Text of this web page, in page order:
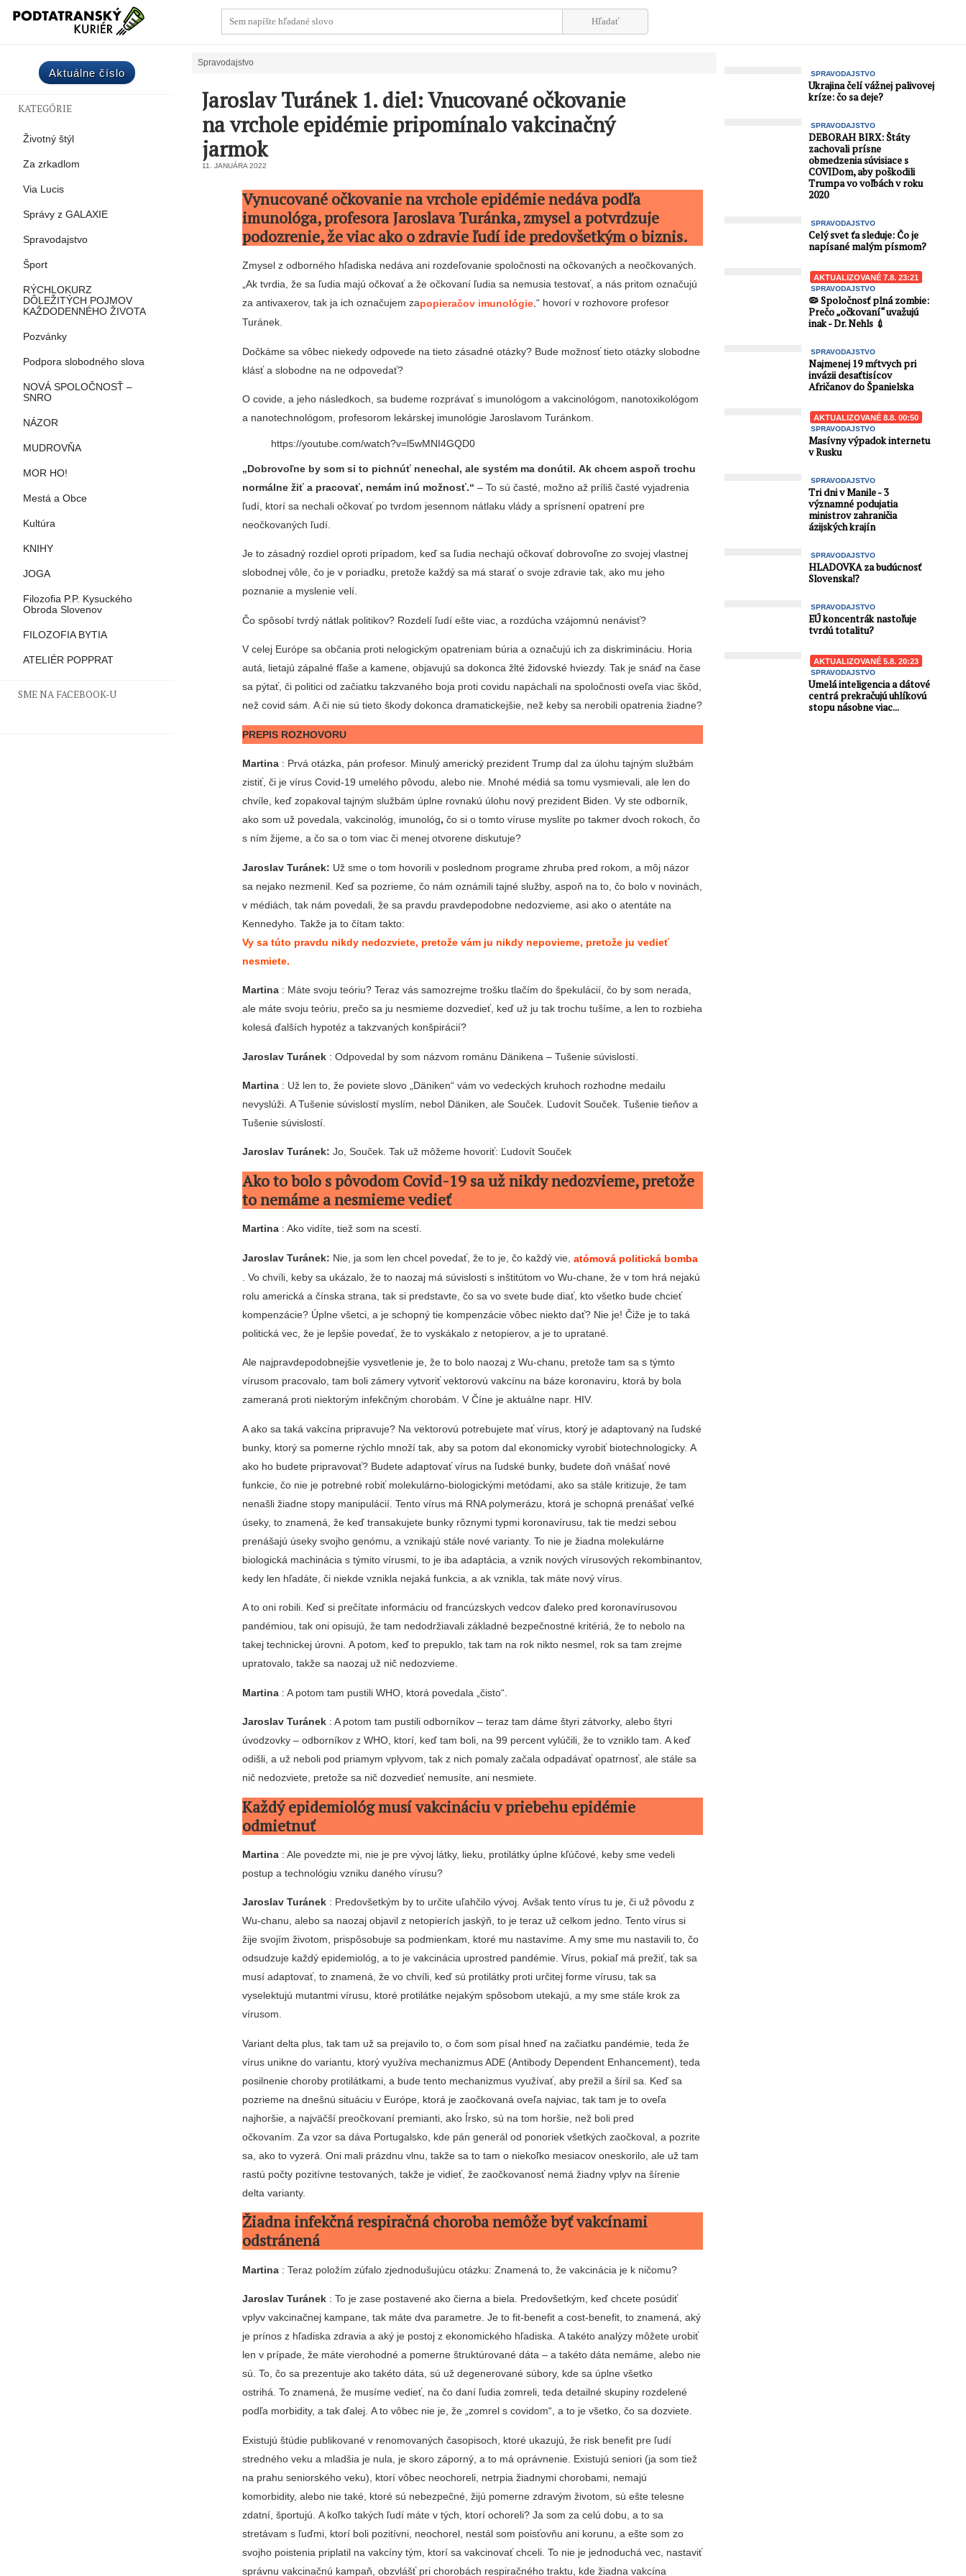
Aktuálne číslo
KATEGÓRIE
Životný štýl
Za zrkadlom
Via Lucis
Správy z GALAXIE
Spravodajstvo
Šport
RÝCHLOKURZ
DÔLEŽITÝCH POJMOV
KAŽDODENNÉHO ŽIVOTA
Pozvánky
Podpora slobodného slova
NOVÁ SPOLOČNOSŤ –
SNRO
NÁZOR
MUDROVŇA
MOR HO!
Mestá a Obce
Kultúra
KNIHY
JOGA
Filozofia P.P. Kysuckého
Obroda Slovenov
FILOZOFIA BYTIA
ATELIÉR POPPRAT
SME NA FACEBOOK-U
Spravodajstvo
Jaroslav Turánek 1. diel: Vnucované očkovanie
na vrchole epidémie pripomínalo vakcinačný
jarmok
11. JANUÁRA 2022
Vynucované očkovanie na vrchole epidémie nedáva podľa
imunológa, profesora Jaroslava Turánka, zmysel a potvrdzuje
podozrenie, že viac ako o zdravie ľudí ide predovšetkým o biznis.
Zmysel z odborného hľadiska nedáva ani rozdeľovanie spoločnosti na očkovaných a neočkovaných.
„Ak tvrdia, že sa ľudia majú očkovať a že očkovaní ľudia sa nemusia testovať, a nás pritom označujú
za antivaxerov, tak ja ich označujem zapopieračov imunológie ,“ hovorí v rozhovore profesor
Turánek.
Dočkáme sa vôbec niekedy odpovede na tieto zásadné otázky? Bude možnosť tieto otázky slobodne
klásť a slobodne na ne odpovedať?
O covide, a jeho následkoch, sa budeme rozprávať s imunológom a vakcinológom, nanotoxikológom
a nanotechnológom, profesorom lekárskej imunológie Jaroslavom Turánkom.
https://youtube.com/watch?v=l5wMNI4GQD0
„Dobrovoľne by som si to pichnúť nenechal, ale systém ma donútil. Ak chcem aspoň trochu
normálne žiť a pracovať, nemám inú možnosť.“ – To sú časté, možno až príliš časté vyjadrenia
ľudí, ktorí sa nechali očkovať po tvrdom jesennom nátlaku vlády a sprísnení opatrení pre
neočkovaných ľudí.
Je to zásadný rozdiel oproti prípadom, keď sa ľudia nechajú očkovať dobrovoľne zo svojej vlastnej
slobodnej vôle, čo je v poriadku, pretože každý sa má starať o svoje zdravie tak, ako mu jeho
poznanie a myslenie velí.
Čo spôsobí tvrdý nátlak politikov? Rozdelí ľudí ešte viac, a rozdúcha vzájomnú nenávisť?
V celej Európe sa občania proti nelogickým opatreniam búria a označujú ich za diskrimináciu. Horia
autá, lietajú zápalné fľaše a kamene, objavujú sa dokonca žlté židovské hviezdy. Tak je snáď na čase
sa pýtať, či politici od začiatku takzvaného boja proti covidu napáchali na spoločnosti oveľa viac škôd,
než covid sám. A či nie sú tieto škody dokonca dramatickejšie, než keby sa nerobili opatrenia žiadne?
PREPIS ROZHOVORU
Martina : Prvá otázka, pán profesor. Minulý americký prezident Trump dal za úlohu tajným službám
zistiť, či je vírus Covid-19 umelého pôvodu, alebo nie. Mnohé médiá sa tomu vysmievali, ale len do
chvíle, keď zopakoval tajným službám úplne rovnakú úlohu nový prezident Biden. Vy ste odborník,
ako som už povedala, vakcinológ, imunológ, čo si o tomto víruse myslíte po takmer dvoch rokoch, čo
s ním žijeme, a čo sa o tom viac či menej otvorene diskutuje?
Jaroslav Turánek: Už sme o tom hovorili v poslednom programe zhruba pred rokom, a môj názor
sa nejako nezmenil. Keď sa pozrieme, čo nám oznámili tajné služby, aspoň na to, čo bolo v novinách,
v médiách, tak nám povedali, že sa pravdu pravdepodobne nedozvieme, asi ako o atentáte na
Kennedyho. Takže ja to čítam takto:
Vy sa túto pravdu nikdy nedozviete, pretože vám ju nikdy nepovieme, pretože ju vedieť
nesmiete.
Martina : Máte svoju teóriu? Teraz vás samozrejme trošku tlačím do špekulácií, čo by som nerada,
ale máte svoju teóriu, prečo sa ju nesmieme dozvedieť, keď už ju tak trochu tušíme, a len to rozbieha
kolesá ďalších hypotéz a takzvaných konšpirácií?
Jaroslav Turánek : Odpovedal by som názvom románu Dänikena – Tušenie súvislostí.
Martina : Už len to, že poviete slovo „Däniken“ vám vo vedeckých kruhoch rozhodne medailu
nevyslúži. A Tušenie súvislostí myslím, nebol Däniken, ale Souček. Ľudovít Souček. Tušenie tieňov a
Tušenie súvislostí.
Jaroslav Turánek: Jo, Souček. Tak už môžeme hovoriť: Ľudovít Souček
Ako to bolo s pôvodom Covid-19 sa už nikdy nedozvieme, pretože
to nemáme a nesmieme vedieť
Martina : Ako vidíte, tiež som na scestí.
Jaroslav Turánek: Nie, ja som len chcel povedať, že to je, čo každý vie,atómová politická bomba
. Vo chvíli, keby sa ukázalo, že to naozaj má súvislosti s inštitútom vo Wu-chane, že v tom hrá nejakú
rolu americká a čínska strana, tak si predstavte, čo sa vo svete bude diať, kto všetko bude chcieť
kompenzácie? Úplne všetci, a je schopný tie kompenzácie vôbec niekto dať? Nie je! Čiže je to taká
politická vec, že ​​je lepšie povedať, že to vyskákalo z netopierov, a je to upratané.
Ale najpravdepodobnejšie vysvetlenie je, že to bolo naozaj z Wu-chanu, pretože tam sa s týmto
vírusom pracovalo, tam boli zámery vytvoriť vektorovú vakcínu na báze koronaviru, ktorá by bola
zameraná proti niektorým infekčným chorobám. V Číne je aktuálne napr. HIV.
A ako sa taká vakcína pripravuje? Na vektorovú potrebujete mať vírus, ktorý je adaptovaný na ľudské
bunky, ktorý sa pomerne rýchlo množí tak, aby sa potom dal ekonomicky vyrobiť biotechnologicky. A
ako ho budete pripravovať? Budete adaptovať vírus na ľudské bunky, budete doň vnášať nové
funkcie, čo nie je potrebné robiť molekulárno-biologickými metódami, ako sa stále kritizuje, že tam
nenašli žiadne stopy manipulácií. Tento vírus má RNA polymerázu, ktorá je schopná prenášať veľké
úseky, to znamená, že keď transakujete bunky rôznymi typmi koronavírusu, tak tie medzi sebou
prenášajú úseky svojho genómu, a vznikajú stále nové varianty. To nie je žiadna molekulárne
biologická machinácia s týmito vírusmi, to je iba adaptácia, a vznik nových vírusových rekombinantov,
kedy len hľadáte, či niekde vznikla nejaká funkcia, a ak vznikla, tak máte nový vírus.
A to oni robili. Keď si prečítate informáciu od francúzskych vedcov ďaleko pred koronavírusovou
pandémiou, tak oni opisujú, že tam nedodržiavali základné bezpečnostné kritériá, že to nebolo na
takej technickej úrovni. A potom, keď to prepuklo, tak tam na rok nikto nesmel, rok sa tam zrejme
upratovalo, takže sa naozaj už nič nedozvieme.
Martina : A potom tam pustili WHO, ktorá povedala „čisto“.
Jaroslav Turánek : A potom tam pustili odborníkov – teraz tam dáme štyri zátvorky, alebo štyri
úvodzovky – odborníkov z WHO, ktorí, keď tam boli, na 99 percent vylúčili, že to vzniklo tam. A keď
odišli, a už neboli pod priamym vplyvom, tak z nich pomaly začala odpadávať opatrnosť, ale stále sa
nič nedozviete, pretože sa nič dozvedieť nemusíte, ani nesmiete.
Každý epidemiológ musí vakcináciu v priebehu epidémie
odmietnuť
Martina : Ale povedzte mi, nie je pre vývoj látky, lieku, protilátky úplne kľúčové, keby sme vedeli
postup a technológiu vzniku daného vírusu?
Jaroslav Turánek : Predovšetkým by to určite uľahčilo vývoj. Avšak tento vírus tu je, či už pôvodu z
Wu-chanu, alebo sa naozaj objavil z netopierích jaskýň, to je teraz už celkom jedno. Tento vírus si
žije svojím životom, prispôsobuje sa podmienkam, ktoré mu nastavíme. A my sme mu nastavili to, čo
odsudzuje každý epidemiológ, a to je vakcinácia uprostred pandémie. Vírus, pokiaľ má prežiť, tak sa
musí adaptovať, to znamená, že vo chvíli, keď sú protilátky proti určitej forme vírusu, tak sa
vyselektujú mutantmi vírusu, ktoré protilátke nejakým spôsobom utekajú, a my sme stále krok za
vírusom.
Variant delta plus, tak tam už sa prejavilo to, o čom som písal hneď na začiatku pandémie, teda že
vírus unikne do variantu, ktorý využíva mechanizmus ADE (Antibody Dependent Enhancement), teda
posilnenie choroby protilátkami, a bude tento mechanizmus využívať, aby prežil a šíril sa. Keď sa
pozrieme na dnešnú situáciu v Európe, ktorá je zaočkovaná oveľa najviac, tak tam je to oveľa
najhoršie, a najväčší preočkovaní premianti, ako Írsko, sú na tom horšie, než boli pred
očkovaním. Za vzor sa dáva Portugalsko, kde pán generál od ponoriek všetkých zaočkoval, a pozrite
sa, ako to vyzerá. Oni mali prázdnu vlnu, takže sa to tam o niekoľko mesiacov oneskorilo, ale už tam
rastú počty pozitívne testovaných, takže je vidieť, že zaočkovanosť nemá žiadny vplyv na šírenie
delta varianty.
Žiadna infekčná respiračná choroba nemôže byť vakcínami
odstránená
Martina : Teraz položím zúfalo zjednodušujúcu otázku: Znamená to, že vakcinácia je k ničomu?
Jaroslav Turánek : To je zase postavené ako čierna a biela. Predovšetkým, keď chcete posúdiť
vplyv vakcinačnej kampane, tak máte dva parametre. Je to fit-benefit a cost-benefit, to znamená, aký
je prínos z hľadiska zdravia a aký je postoj z ekonomického hľadiska. A takéto analýzy môžete urobiť
len v prípade, že máte vierohodné a pomerne štruktúrované dáta – a takéto dáta nemáme, alebo nie
sú. To, čo sa prezentuje ako takéto dáta, sú už degenerované súbory, kde sa úplne všetko
ostrihá. To znamená, že musíme vedieť, na čo daní ľudia zomreli, teda detailné skupiny rozdelené
podľa morbidity, a tak ďalej. A to vôbec nie je, že „zomrel s covidom“, a to je všetko, čo sa dozviete.
Existujú štúdie publikované v renomovaných časopisoch, ktoré ukazujú, že risk benefit pre ľudí
stredného veku a mladšia je nula, je skoro záporný, a to má oprávnenie. Existujú seniori (ja som tiež
na prahu seniorského veku), ktorí vôbec neochoreli, netrpia žiadnymi chorobami, nemajú
komorbidity, alebo nie také, ktoré sú nebezpečné, žijú pomerne zdravým životom, sú ešte telesne
zdatní, športujú. A koľko takých ľudí máte v tých, ktorí ochoreli? Ja som za celú dobu, a to sa
stretávam s ľuďmi, ktorí boli pozitívni, neochorel, nestál som poisťovňu ani korunu, a ešte som zo
svojho poistenia priplatil na vakcíny tým, ktorí sa vakcinovať chceli. To nie je jednoduchá vec, nastaviť
správnu vakcinačnú kampaň, obzvlášť pri chorobách respiračného traktu, kde žiadna vakcína
SPRAVODAJSTVO
Ukrajina čelí vážnej palivovej
kríze: čo sa deje?
SPRAVODAJSTVO
DEBORAH BIRX: Štáty
zachovali prísne
obmedzenia súvisiace s
COVIDom, aby poškodili
Trumpa vo voľbách v roku
2020
SPRAVODAJSTVO
Celý svet ťa sleduje: Čo je
napísané malým písmom?
AKTUALIZOVANÉ 7.8. 23:21
SPRAVODAJSTVO
🦠 Spoločnosť plná zombie:
Prečo „očkovaní“ uvažujú
inak - Dr. Nehls 💉
SPRAVODAJSTVO
Najmenej 19 mŕtvych pri
invázii desaťtisícov
Afričanov do Španielska
AKTUALIZOVANÉ 8.8. 00:50
SPRAVODAJSTVO
Masívny výpadok internetu
v Rusku
SPRAVODAJSTVO
Tri dni v Manile - 3
významné podujatia
ministrov zahraničia
ázijských krajín
SPRAVODAJSTVO
HLADOVKA za budúcnosť
Slovenska⁉️
SPRAVODAJSTVO
EÚ koncentrák nastoľuje
tvrdú totalitu?
AKTUALIZOVANÉ 5.8. 20:23
SPRAVODAJSTVO
Umelá inteligencia a dátové
centrá prekračujú uhlíkovú
stopu násobne viac...